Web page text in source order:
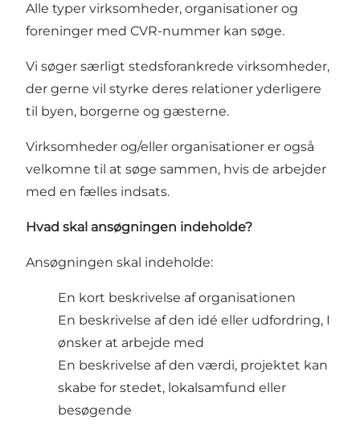
Alle typer virksomheder, organisationer og
foreninger med CVR-nummer kan søge.
Vi søger særligt stedsforankrede virksomheder,
der gerne vil styrke deres relationer yderligere
til byen, borgerne og gæsterne.
Virksomheder og/eller organisationer er også
velkomne til at søge sammen, hvis de arbejder
med en fælles indsats.
Hvad skal ansøgningen indeholde?
Ansøgningen skal indeholde:
En kort beskrivelse af organisationen
En beskrivelse af den idé eller udfordring, I
ønsker at arbejde med
En beskrivelse af den værdi, projektet kan
skabe for stedet, lokalsamfund eller
besøgende